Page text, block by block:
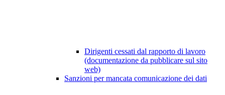
Dirigenti cessati dal rapporto di lavoro
(documentazione da pubblicare sul sito
web)
Sanzioni per mancata comunicazione dei dati